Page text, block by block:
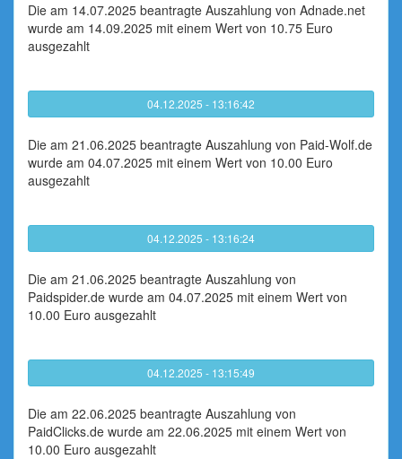
Die am 14.07.2025 beantragte Auszahlung von Adnade.net
wurde am 14.09.2025 mit einem Wert von 10.75 Euro
ausgezahlt
04.12.2025 - 13:16:42
Die am 21.06.2025 beantragte Auszahlung von Paid-Wolf.de
wurde am 04.07.2025 mit einem Wert von 10.00 Euro
ausgezahlt
04.12.2025 - 13:16:24
Die am 21.06.2025 beantragte Auszahlung von
Paidspider.de wurde am 04.07.2025 mit einem Wert von
10.00 Euro ausgezahlt
04.12.2025 - 13:15:49
Die am 22.06.2025 beantragte Auszahlung von
PaidClicks.de wurde am 22.06.2025 mit einem Wert von
10.00 Euro ausgezahlt